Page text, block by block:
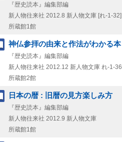
『歴史読本』編集部編
新人物往来社 2012.8 新人物文庫 [れ-1-32]
所蔵館1館
神仏参拝の由来と作法がわかる本
『歴史読本』編集部編
新人物往来社 2012.12 新人物文庫 れ-1-36
所蔵館2館
日本の暦 : 旧暦の見方楽しみ方
『歴史読本』編集部編
新人物往来社 2012.9 新人物文庫
所蔵館1館